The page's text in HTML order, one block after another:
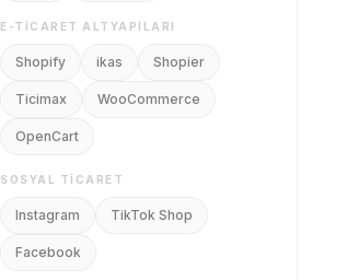
E-TICARET ALTYAPILARI
Shopify ikas Shopier
Ticimax WooCommerce
OpenCart
SOSYAL TICARET
Instagram TikTok Shop
Facebook